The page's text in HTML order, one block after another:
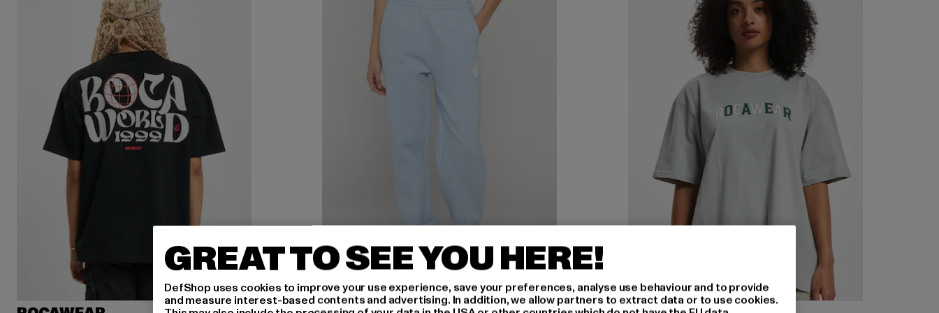
GREAT TO SEE YOU HERE!
DefShop uses cookies to improve your use experience, save your preferences, analyse use behaviour and to provide
and measure interest-based contents and advertising. In addition, we allow partners to extract data or to use cookies.